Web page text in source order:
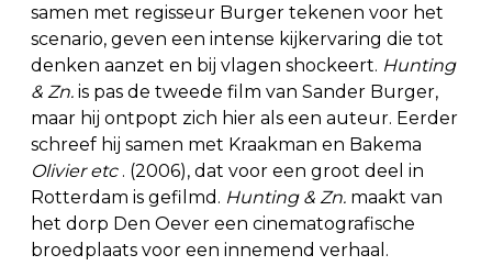
samen met regisseur Burger tekenen voor het
scenario, geven een intense kijkervaring die tot
denken aanzet en bij vlagen shockeert. Hunting
& Zn. is pas de tweede film van Sander Burger,
maar hij ontpopt zich hier als een auteur. Eerder
schreef hij samen met Kraakman en Bakema
Olivier etc. (2006), dat voor een groot deel in
Rotterdam is gefilmd. Hunting & Zn. maakt van
het dorp Den Oever een cinematografische
broedplaats voor een innemend verhaal.